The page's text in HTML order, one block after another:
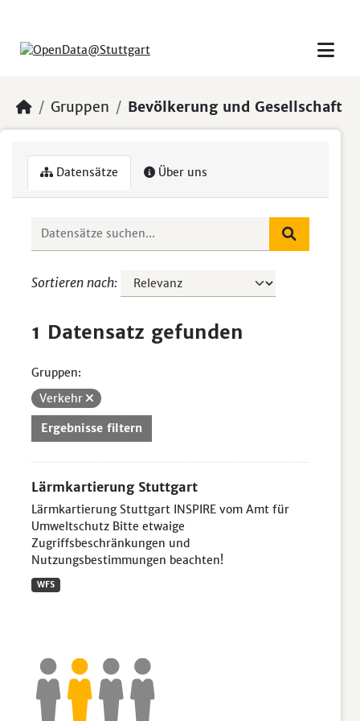
Gruppen Bevölkerung und Gesellschaft
Datensätze Über uns
Sortieren nach
1 Datensatz gefunden
Gruppen:
Verkehr
Ergebnisse filtern
Lärmkartierung Stuttgart
Lärmkartierung Stuttgart INSPIRE vom Amt für
Umweltschutz Bitte etwaige
Zugriffsbeschränkungen und
Nutzungsbestimmungen beachten!
WFS